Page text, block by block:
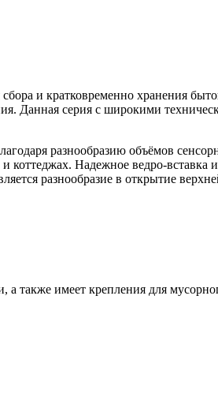
сбора и кратковременно хранения
Данная серия с широкими
разнообразию объёмов
Надежное ведро-вставка
разнообразие в открытие
а также имеет крепления для